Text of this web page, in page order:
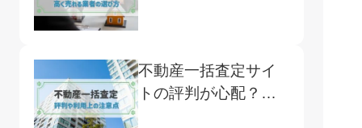
買取・仲介の違いと
注意点
不動産一括査定サイ
トの評判が心配？よ
くある口コミや注意